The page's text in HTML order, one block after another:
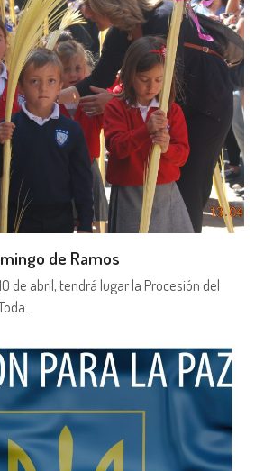
de Ramos
de abril, tendrá lugar la Procesión del